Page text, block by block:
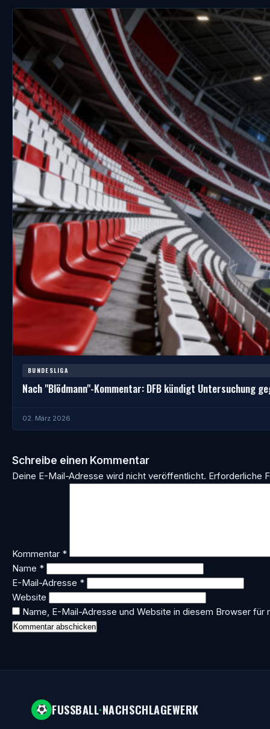
BUNDESLIGA
Nach "Blödmann"-Kommentar: DFB kündigt Untersuchung
02. März 2026
Schreibe einen Kommentar
Deine E-Mail-Adresse wird nicht veröffentlicht. Erforderliche
Kommentar *
Name *
E-Mail-Adresse *
Website
Name, E-Mail-Adresse und Website in diesem Browser für
FUSSBALL·NACHSCHLAGEWERK